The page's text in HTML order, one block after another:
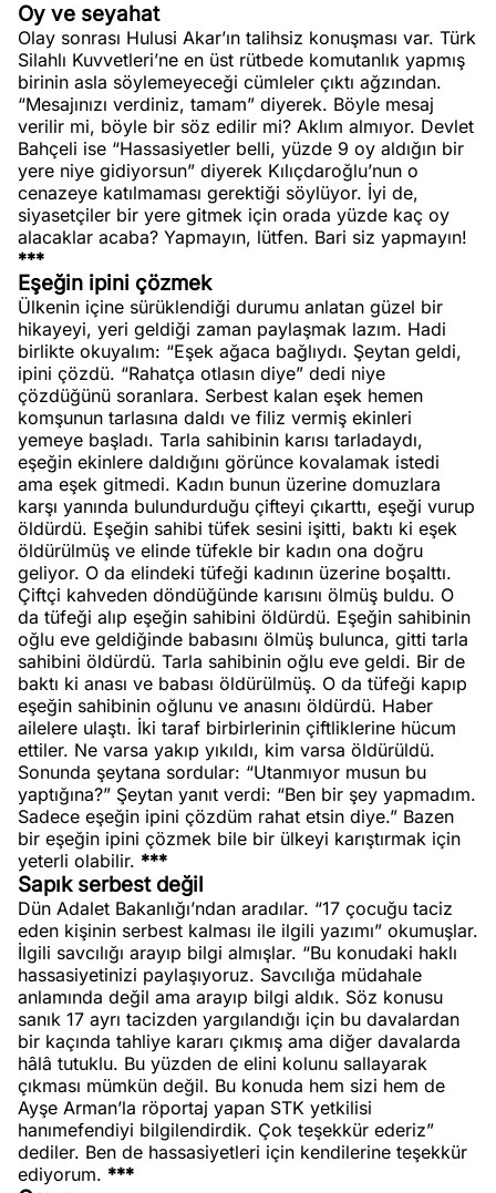
Oy ve seyahat
Olay sonrası Hulusi Akar’ın talihsiz konuşması var. Türk
Silahlı Kuvvetleri’ne en üst rütbede komutanlık yapmış
birinin asla söylemeyeceği cümleler çıktı ağzından.
“Mesajınızı verdiniz, tamam” diyerek. Böyle mesaj
verilir mi, böyle bir söz edilir mi? Aklım almıyor. Devlet
Bahçeli ise “Hassasiyetler belli, yüzde 9 oy aldığın bir
yere niye gidiyorsun” diyerek Kılıçdaroğlu’nun o
cenazeye katılmaması gerektiği söylüyor. İyi de,
siyasetçiler bir yere gitmek için orada yüzde kaç oy
alacaklar acaba? Yapmayın, lütfen. Bari siz yapmayın!
***
Eşeğin ipini çözmek
Ülkenin içine sürüklendiği durumu anlatan güzel bir
hikayeyi, yeri geldiği zaman paylaşmak lazım. Hadi
birlikte okuyalım: “Eşek ağaca bağlıydı. Şeytan geldi,
ipini çözdü. “Rahatça otlasın diye” dedi niye
çözdüğünü soranlara. Serbest kalan eşek hemen
komşunun tarlasına daldı ve filiz vermiş ekinleri
yemeye başladı. Tarla sahibinin karısı tarladaydı,
eşeğin ekinlere daldığını görünce kovalamak istedi
ama eşek gitmedi. Kadın bunun üzerine domuzlara
karşı yanında bulundurduğu çifteyi çıkarttı, eşeği vurup
öldürdü. Eşeğin sahibi tüfek sesini işitti, baktı ki eşek
öldürülmüş ve elinde tüfekle bir kadın ona doğru
geliyor. O da elindeki tüfeği kadının üzerine boşalttı.
Çiftçi kahveden döndüğünde karısını ölmüş buldu. O
da tüfeği alıp eşeğin sahibini öldürdü. Eşeğin sahibinin
oğlu eve geldiğinde babasını ölmüş bulunca, gitti tarla
sahibini öldürdü. Tarla sahibinin oğlu eve geldi. Bir de
baktı ki anası ve babası öldürülmüş. O da tüfeği kapıp
eşeğin sahibinin oğlunu ve anasını öldürdü. Haber
ailelere ulaştı. İki taraf birbirlerinin çiftliklerine hücum
ettiler. Ne varsa yakıp yıkıldı, kim varsa öldürüldü.
Sonunda şeytana sordular: “Utanmıyor musun bu
yaptığına?” Şeytan yanıt verdi: “Ben bir şey yapmadım.
Sadece eşeğin ipini çözdüm rahat etsin diye.” Bazen
bir eşeğin ipini çözmek bile bir ülkeyi karıştırmak için
yeterli olabilir. ***
Sapık serbest değil
Dün Adalet Bakanlığı’ndan aradılar. “17 çocuğu taciz
eden kişinin serbest kalması ile ilgili yazımı” okumuşlar.
İlgili savcılığı arayıp bilgi almışlar. “Bu konudaki haklı
hassasiyetinizi paylaşıyoruz. Savcılığa müdahale
anlamında değil ama arayıp bilgi aldık. Söz konusu
sanık 17 ayrı tacizden yargılandığı için bu davalardan
bir kaçında tahliye kararı çıkmış ama diğer davalarda
hâlâ tutuklu. Bu yüzden de elini kolunu sallayarak
çıkması mümkün değil. Bu konuda hem sizi hem de
Ayşe Arman’la röportaj yapan STK yetkilisi
hanımefendiyi bilgilendirdik. Çok teşekkür ederiz”
dediler. Ben de hassasiyetleri için kendilerine teşekkür
ediyorum. ***